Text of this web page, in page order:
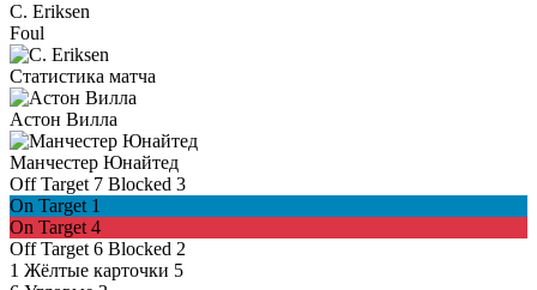
C. Eriksen
Foul
Статистика матча
Астон Вилла
Манчестер Юнайтед
Off Target 7 Blocked 3
On Target 1
On Target 4
Off Target 6 Blocked 2
1 Жёлтые карточки 5